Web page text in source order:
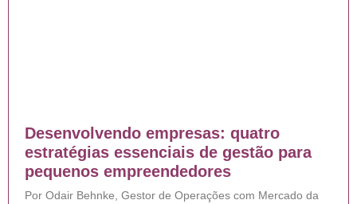
Desenvolvendo empresas: quatro
estratégias essenciais de gestão para
pequenos empreendedores
Por Odair Behnke, Gestor de Operações com Mercado da